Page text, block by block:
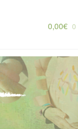
0,00€ 0